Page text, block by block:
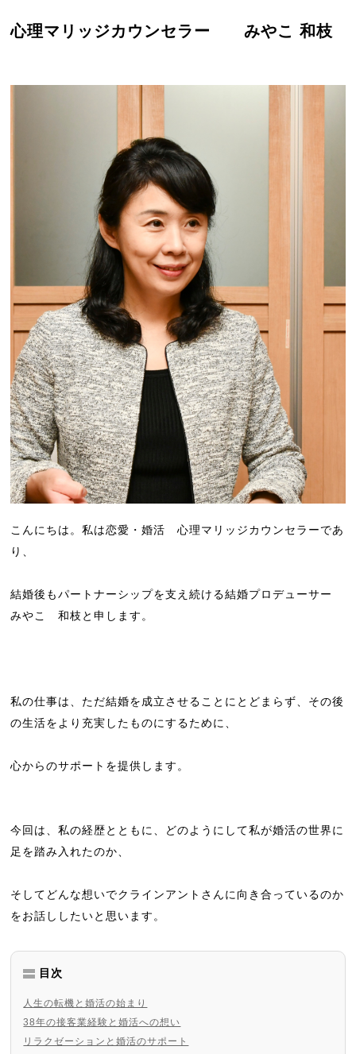
心理マリッジカウンセラー みやこ 和枝
こんにちは。私は恋愛・婚活 心理マリッジカウンセラーであ
り、
結婚後もパートナーシップを支え続ける結婚プロデューサー
みやこ 和枝と申します。
私の仕事は、ただ結婚を成立させることにとどまらず、その後
の生活をより充実したものにするために、
心からのサポートを提供します。
今回は、私の経歴とともに、どのようにして私が婚活の世界に
足を踏み入れたのか、
そしてどんな想いでクラインアントさんに向き合っているのか
をお話ししたいと思います。
目次
人生の転機と婚活の始まり
38年の接客業経験と婚活への想い
リラクゼーションと婚活のサポート